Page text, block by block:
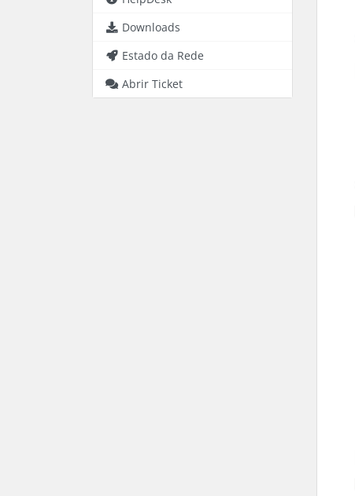
Downloads
Estado da Rede
Abrir Ticket